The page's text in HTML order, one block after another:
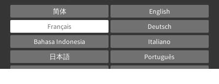
简体
English
Français
Deutsch
Bahasa Indonesia
Italiano
日本語
Português
Русский
Español